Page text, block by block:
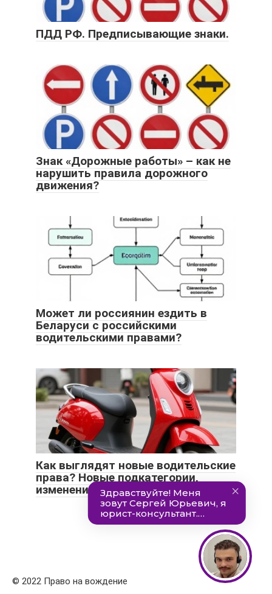
ПДД РФ. Предписывающие знаки.
Знак «Дорожные работы» – как не
нарушить правила дорожного
движения?
Может ли россиянин ездить в
Беларуси с российскими
водительскими правами?
Как выглядят новые водительские
права? Новые подкатегории,
изменения в новых правах
© 2022 Право на вождение